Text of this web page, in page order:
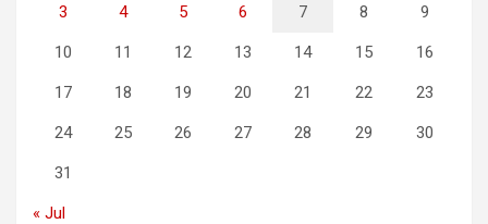
3 4 5 6 7 8 9
10 11 12 13 14 15 16
17 18 19 20 21 22 23
24 25 26 27 28 29 30
31
« Jul